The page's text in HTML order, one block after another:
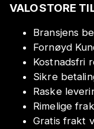
VALOSTORE
Bransjens
Fornøyd
Kostnadsfri
Sikre
Raske
Rimelige
Gratis frakt